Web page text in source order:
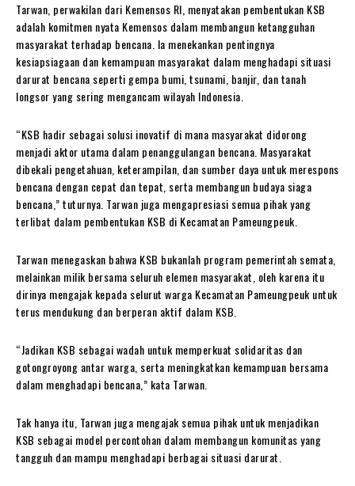
Tarwan, perwakilan dari Kemensos RI, menyatakan pembentukan KSB
adalah komitmen nyata Kemensos dalam membangun ketangguhan
masyarakat terhadap bencana. Ia menekankan pentingnya
kesiapsiagaan dan kemampuan masyarakat dalam menghadapi situasi
darurat bencana seperti gempa bumi, tsunami, banjir, dan tanah
longsor yang sering mengancam wilayah Indonesia.
“KSB hadir sebagai solusi inovatif di mana masyarakat didorong
menjadi aktor utama dalam penanggulangan bencana. Masyarakat
dibekali pengetahuan, keterampilan, dan sumber daya untuk merespons
bencana dengan cepat dan tepat, serta membangun budaya siaga
bencana,” tuturnya. Tarwan juga mengapresiasi semua pihak yang
terlibat dalam pembentukan KSB di Kecamatan Pameungpeuk.
Tarwan menegaskan bahwa KSB bukanlah program pemerintah semata,
melainkan milik bersama seluruh elemen masyarakat, oleh karena itu
dirinya mengajak kepada selurut warga Kecamatan Pameungpeuk untuk
terus mendukung dan berperan aktif dalam KSB.
“Jadikan KSB sebagai wadah untuk memperkuat solidaritas dan
gotongroyong antar warga, serta meningkatkan kemampuan bersama
dalam menghadapi bencana,” kata Tarwan.
Tak hanya itu, Tarwan juga mengajak semua pihak untuk menjadikan
KSB sebagai model percontohan dalam membangun komunitas yang
tangguh dan mampu menghadapi berbagai situasi darurat.